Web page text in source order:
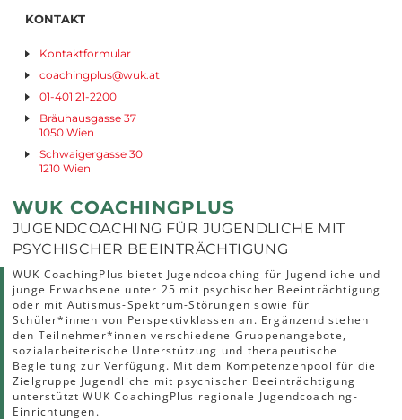
KONTAKT
Kontaktformular
coachingplus@wuk.at
01-401 21-2200
Bräuhausgasse 37
1050 Wien
Schwaigergasse 30
1210 Wien
WUK COACHINGPLUS
JUGENDCOACHING FÜR JUGENDLICHE MIT
PSYCHISCHER BEEINTRÄCHTIGUNG
WUK CoachingPlus bietet Jugendcoaching für Jugendliche und
junge Erwachsene unter 25 mit psychischer Beeinträchtigung
oder mit Autismus-Spektrum-Störungen sowie für
Schüler*innen von Perspektivklassen an. Ergänzend stehen
den Teilnehmer*innen verschiedene Gruppenangebote,
sozialarbeiterische Unterstützung und therapeutische
Begleitung zur Verfügung. Mit dem Kompetenzenpool für die
Zielgruppe Jugendliche mit psychischer Beeinträchtigung
unterstützt WUK CoachingPlus regionale Jugendcoaching-
Einrichtungen.